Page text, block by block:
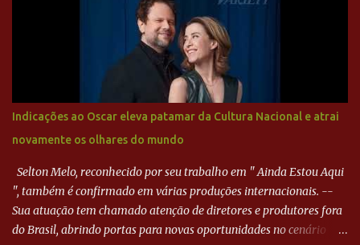
desviou cruzamento de cabeça e, mesmo de costas, incidiu o canto
direito de Harlei. O goleiro esmeraldino se esticou e até tocou na
bola, mas não o suficiente para desviar sua trajetória. O ataque do
Goiás era nulo, tanto que o Paraná seguiu em cima. Aos 32
minutos, Jefferson cabeceou e Harlei fez grande defesa. Seis
minutos depois, Wellington encheu o pé e quase surpreendeu o
goleiro rival, que novamente defendeu. No fim, Jefferson teve
outra boa chance, mas parou no goleiro. Gol para matar espera...
Indicações ao Oscar eleva patamar da Cultura Nacional e atrai
novamente os olhares do mundo
Selton Melo, reconhecido por seu trabalho em " Ainda Estou Aqui
", também é confirmado em várias produções internacionais. --
Sua atuação tem chamado atenção de diretores e produtores fora
do Brasil, abrindo portas para novas oportunidades no cenário